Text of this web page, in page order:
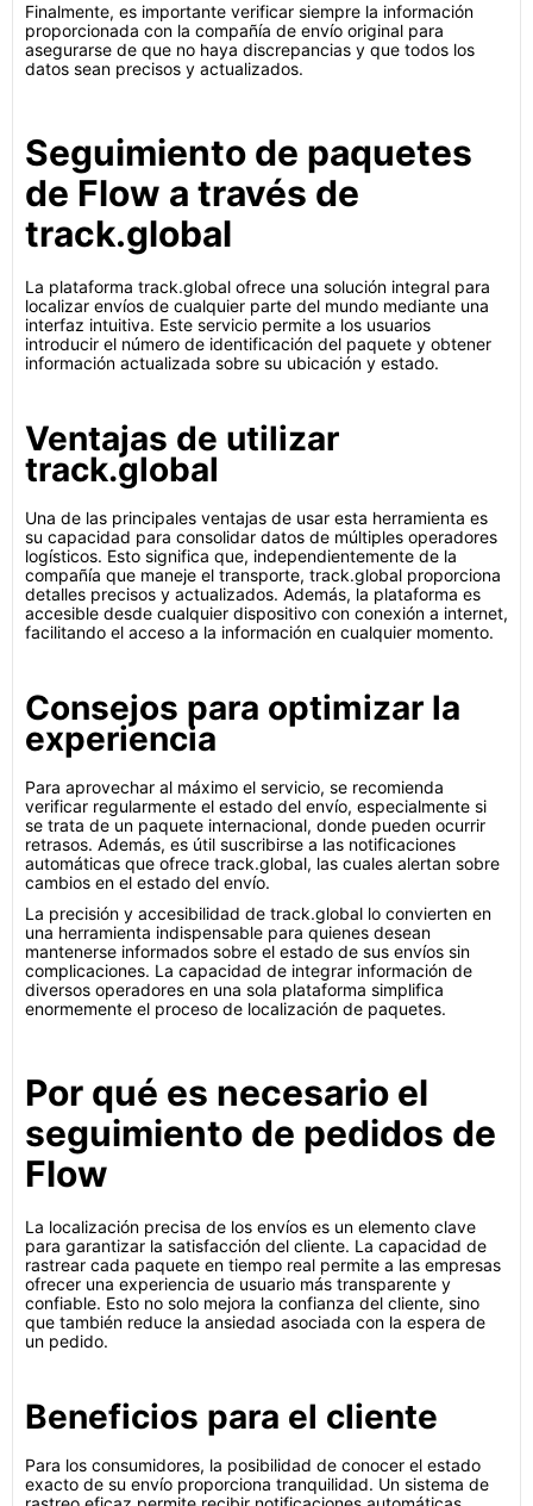
Finalmente, es importante verificar siempre la información
proporcionada con la compañía de envío original para
asegurarse de que no haya discrepancias y que todos los
datos sean precisos y actualizados.
Seguimiento de paquetes
de Flow a través de
track.global
La plataforma track.global ofrece una solución integral para
localizar envíos de cualquier parte del mundo mediante una
interfaz intuitiva. Este servicio permite a los usuarios
introducir el número de identificación del paquete y obtener
información actualizada sobre su ubicación y estado.
Ventajas de utilizar
track.global
Una de las principales ventajas de usar esta herramienta es
su capacidad para consolidar datos de múltiples operadores
logísticos. Esto significa que, independientemente de la
compañía que maneje el transporte, track.global proporciona
detalles precisos y actualizados. Además, la plataforma es
accesible desde cualquier dispositivo con conexión a internet,
facilitando el acceso a la información en cualquier momento.
Consejos para optimizar la
experiencia
Para aprovechar al máximo el servicio, se recomienda
verificar regularmente el estado del envío, especialmente si
se trata de un paquete internacional, donde pueden ocurrir
retrasos. Además, es útil suscribirse a las notificaciones
automáticas que ofrece track.global, las cuales alertan sobre
cambios en el estado del envío.
La precisión y accesibilidad de track.global lo convierten en
una herramienta indispensable para quienes desean
mantenerse informados sobre el estado de sus envíos sin
complicaciones. La capacidad de integrar información de
diversos operadores en una sola plataforma simplifica
enormemente el proceso de localización de paquetes.
Por qué es necesario el
seguimiento de pedidos de
Flow
La localización precisa de los envíos es un elemento clave
para garantizar la satisfacción del cliente. La capacidad de
rastrear cada paquete en tiempo real permite a las empresas
ofrecer una experiencia de usuario más transparente y
confiable. Esto no solo mejora la confianza del cliente, sino
que también reduce la ansiedad asociada con la espera de
un pedido.
Beneficios para el cliente
Para los consumidores, la posibilidad de conocer el estado
exacto de su envío proporciona tranquilidad. Un sistema de